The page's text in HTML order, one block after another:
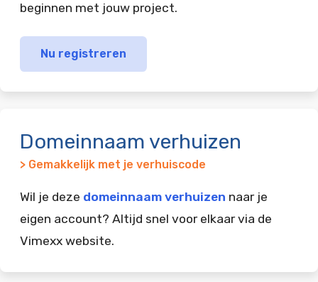
beginnen met jouw project.
Nu registreren
Domeinnaam verhuizen
> Gemakkelijk met je verhuiscode
Wil je deze domeinnaam verhuizen naar je
eigen account? Altijd snel voor elkaar via de
Vimexx website.